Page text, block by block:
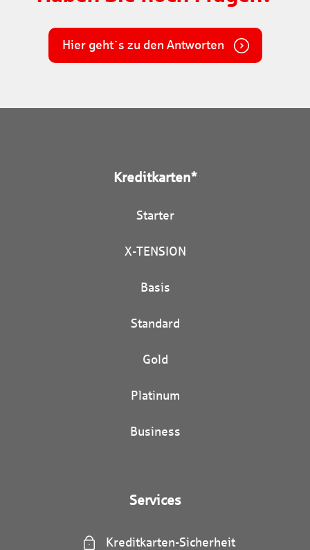
Hier geht`s zu den Antworten
Kreditkarten*
Starter
X-TENSION
Basis
Standard
Gold
Platinum
Business
Services
Kreditkarten-Sicherheit